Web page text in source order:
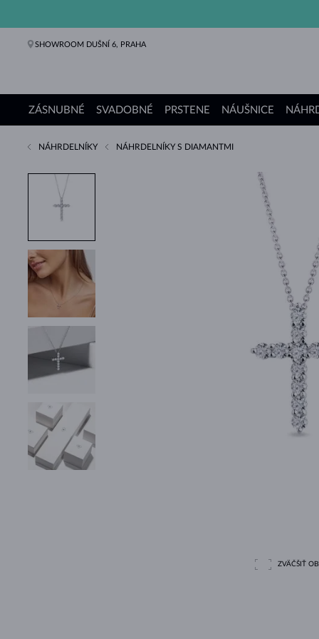
SHOWROOM DUŠNÍ 6, PRAHA
ZÁSNUBNÉ
Zásnubné prstene
SVADOBNÉ
Svadobné obrúčky
PRSTENE
Prstene
NÁUŠNICE
Náušnice
Náhrdelníky
Náramky
Perly
Šperky
Darčeky
Kolekcie KLENOTA
NÁHRDELNÍKY NÁHRDELNÍKY S DIAMANTMI
ZVÄČŠIŤ